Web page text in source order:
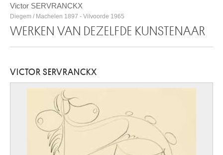
Victor SERVRANCKX
Diegem / Machelen 1897 - Vilvoorde 1965
WERKEN VAN DEZELFDE KUNSTENAAR
VICTOR SERVRANCKX